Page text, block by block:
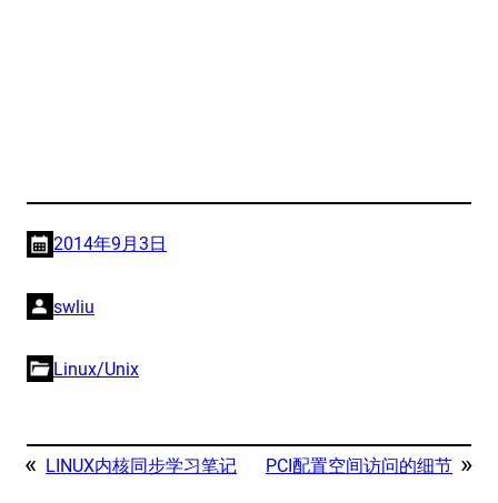
2014年9月3日
swliu
Linux/Unix
« LINUX内核同步学习笔记 PCI配置空间访问的细节 »